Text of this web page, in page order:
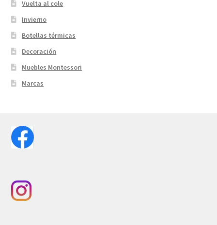
Vuelta al cole
Invierno
Botellas térmicas
Decoración
Muebles Montessori
Marcas